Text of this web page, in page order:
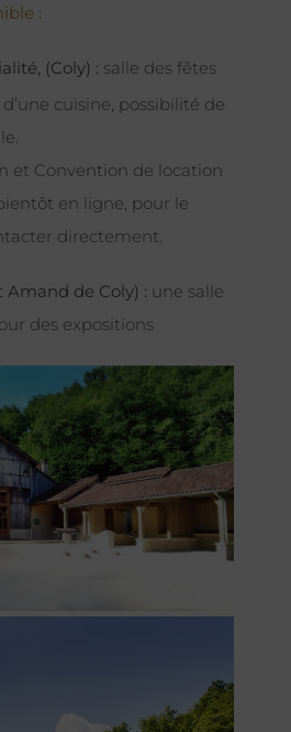
:
(Coly) : salle des fêtes
cuisine, possibilité de
et Convention de location
en ligne, pour le
directement.
de Coly) : une salle
des expositions